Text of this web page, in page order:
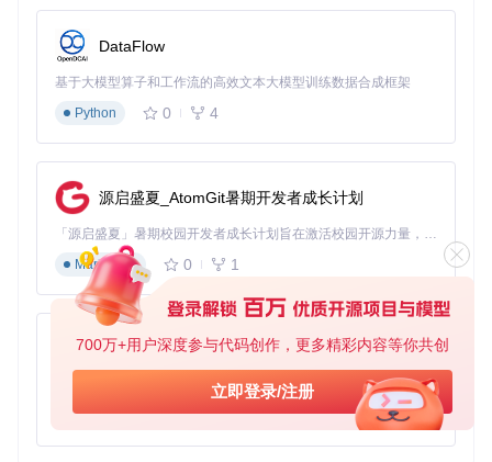
700万+用户深度参与代码创作，更多精彩内容等你共创
立即登录/注册
DataFlow
基于大模型算子和工作流的高效文本大模型训练数据合成框架
Python
0 4
源启盛夏_AtomGit暑期开发者成长计划
「源启盛夏」暑期校园开发者成长计划旨在激活校园开源力量，通过积分激励、认证扶持、资源倾斜等形式，引导高校组织和开发者完成「入驻 — 建项目 — 做贡献 — 获认证 — 得资源」的完整闭环。无论你是想带领社团入驻平台的组织者，还是希望用代码贡献证明自己的开发者，都能在这里找到属于你的成长路径。
Markdown
0 1
py-xiaozhi
基于Python的Xiaozhi AI，适用于想要完整Xiaozhi体验而无需拥有专用硬件的用户。
Python
0 1